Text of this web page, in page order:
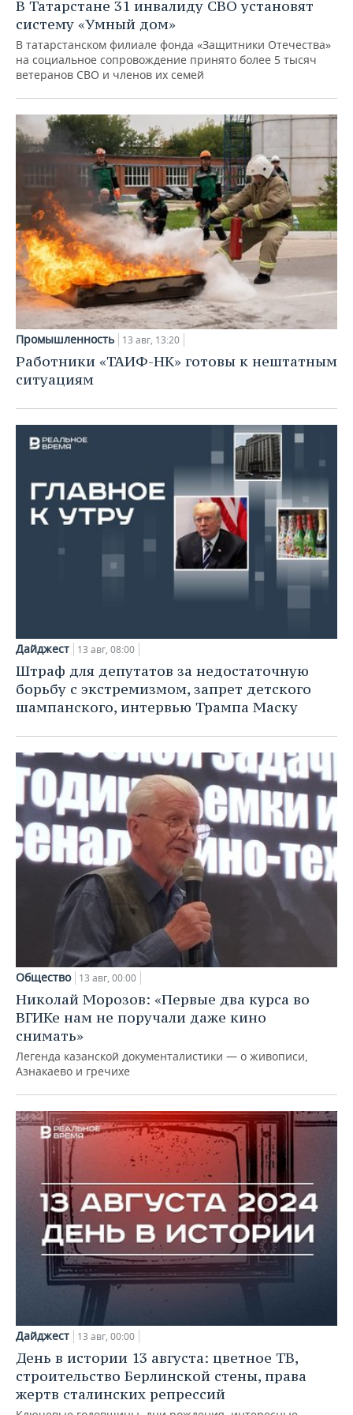
ХОККЕЙ С МЯЧОМ
ПРОИСШЕСТВИЯ
В Татарстане 31 инвалиду СВО установят
систему «Умный дом»
В татарстанском филиале фонда «Защитники Отечества»
на социальное сопровождение принято более 5 тысяч
ветеранов СВО и членов их семей
Промышленность 13 авг, 13:20
Работники «ТАИФ-НК» готовы к нештатным
ситуациям
Дайджест 13 авг, 08:00
Штраф для депутатов за недостаточную
борьбу с экстремизмом, запрет детского
шампанского, интервью Трампа Маску
Общество 13 авг, 00:00
Николай Морозов: «Первые два курса во
ВГИКе нам не поручали даже кино
снимать»
Легенда казанской документалистики — о живописи,
Азнакаево и гречихе
Дайджест 13 авг, 00:00
День в истории 13 августа: цветное ТВ,
строительство Берлинской стены, права
жертв сталинских репрессий